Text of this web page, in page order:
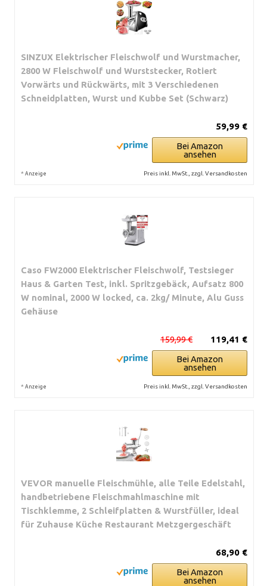
SINZUX Elektrischer Fleischwolf und Wurstmacher,
2800 W Fleischwolf und Wurststecker, Rotiert
Vorwärts und Rückwärts, mit 3 Verschiedenen
Schneidplatten, Wurst und Kubbe Set (Schwarz)
59,99 €
Bei Amazon
ansehen
* Anzeige Preis inkl. MwSt., zzgl. Versandkosten
Caso FW2000 Elektrischer Fleischwolf, Testsieger
Haus & Garten Test, inkl. Spritzgebäck, Aufsatz 800
W nominal, 2000 W locked, ca. 2kg/ Minute, Alu Guss
Gehäuse
119,41 €
159,99 €
Bei Amazon
ansehen
* Anzeige Preis inkl. MwSt., zzgl. Versandkosten
VEVOR manuelle Fleischmühle, alle Teile Edelstahl,
handbetriebene Fleischmahlmaschine mit
Tischklemme, 2 Schleifplatten & Wurstfüller, ideal
für Zuhause Küche Restaurant Metzgergeschäft
68,90 €
Bei Amazon
ansehen